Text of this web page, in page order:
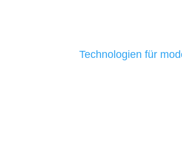
Technologien für